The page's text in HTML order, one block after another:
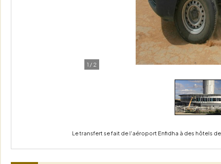
1 / 2
Le transfert se fait de l'aéroport Enfidha à des hôtels